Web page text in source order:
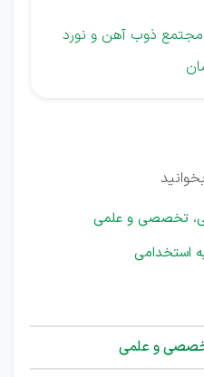
ذوب آهن و نورد
تخصصی و علمی
استخدامی
و علمی